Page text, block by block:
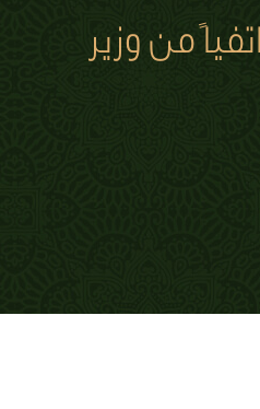
من وزير